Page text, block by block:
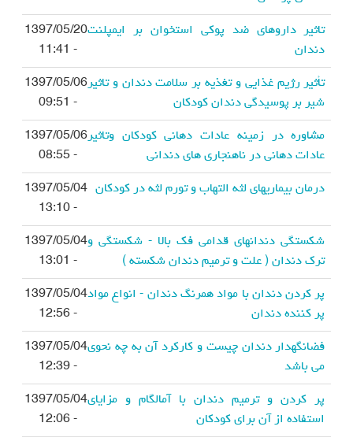
تاثیر داروهای ضد پوکی استخوان بر ایمپلنت
دندان
1397/05/20
- 11:41
تأثیر رژیم غذایی و تغذیه بر سلامت دندان و تاثیر
شیر بر پوسیدگی دندان کودکان
1397/05/06
- 09:51
مشاوره در زمینه عادات دهانی کودکان وتاثیر
عادات دهانی در ناهنجاری های دندانی
1397/05/06
- 08:55
درمان بیماریهای لثه التهاب و تورم لثه در کودکان 1397/05/04
- 13:10
شكستگی دندانهای قدامی فک بالا - شکستگی و
ترک دندان ( علت و ترمیم دندان شکسته )
1397/05/04
- 13:01
پر کردن دندان با مواد همرنگ دندان - انواع مواد
پر کننده دندان
1397/05/04
- 12:56
فضانگهدار دندان چیست و کارکرد آن به چه نحوی
می باشد
1397/05/04
- 12:39
پر کردن و ترمیم دندان با آمالگام و مزایای
استفاده از آن برای کودکان
1397/05/04
- 12:06